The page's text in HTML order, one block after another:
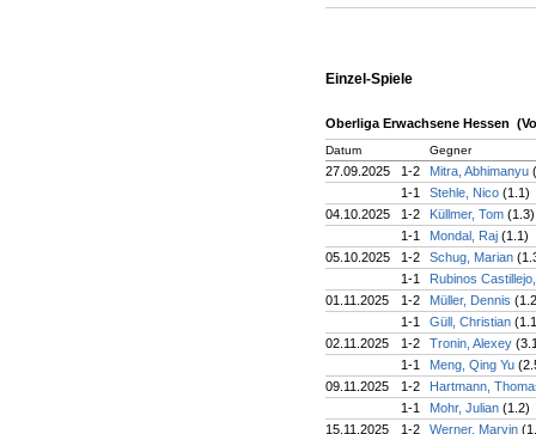
Einzel-Spiele
Oberliga Erwachsene Hessen
Datum Gegner
27.09.2025 1-2 Mitra, Abhimanyu
1-1
Stehle, Nico (1.1)
04.10.2025
1-2 Küllmer, Tom (1.3)
1-1
Mondal, Raj (1.1)
05.10.2025
1-2 Schug, Marian
1-1
Rubinos
01.11.2025
1-2 Müller, Dennis
1-1
Güll, Christian
02.11.2025
1-2 Tronin, Alexey
1-1
Meng, Qing Yu
09.11.2025
1-2
Hartmann,
1-1
Mohr, Julian (1.2)
15.11.2025
1-2 Werner, Marvin